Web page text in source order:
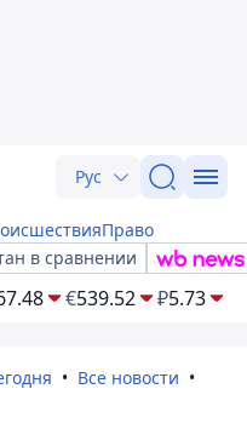
Рус
Право
в сравнении
€539.52 ₽5.73
Все новости